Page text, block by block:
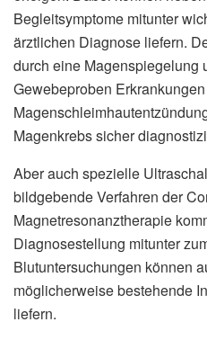
Begleitsymptome mitunter
ärztlichen Diagnose liefern.
durch eine Magenspiegelung
Gewebeproben
Magenkrebs sicher
Aber auch spezielle
bildgebende Verfahren der
Magnetresonanztherapie
Diagnosestellung mitunter
Blutuntersuchungen können
möglicherweise bestehende
liefern.